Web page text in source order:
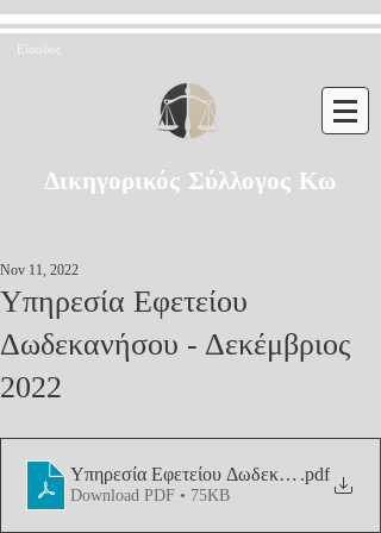
Είσοδος
Δικηγορικός Σύλλογος Κω
Υπηρεσία Εφετείου
Δωδεκανήσου - Δεκέμβριος
2022
Nov 11, 2022
Υπηρεσία Εφετείου Δωδεκανήσου -
.pdf
Download PDF • 75KB